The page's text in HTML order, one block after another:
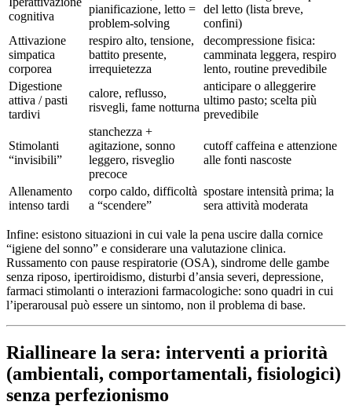
cognitiva
pianificazione, letto =
problem-solving
del letto (lista breve,
confini)
Attivazione
simpatica
corporea
respiro alto, tensione,
battito presente,
irrequietezza
decompressione fisica:
camminata leggera, respiro
lento, routine prevedibile
Digestione
attiva / pasti
tardivi
calore, reflusso,
risvegli, fame notturna
anticipare o alleggerire
ultimo pasto; scelta più
prevedibile
Stimolanti
“invisibili”
stanchezza +
agitazione, sonno
leggero, risveglio
precoce
cutoff caffeina e attenzione
alle fonti nascoste
Allenamento
intenso tardi
corpo caldo, difficoltà
a “scendere”
spostare intensità prima; la
sera attività moderata
Infine: esistono situazioni in cui vale la pena uscire dalla cornice
“igiene del sonno” e considerare una valutazione clinica.
Russamento con pause respiratorie (OSA), sindrome delle gambe
senza riposo, ipertiroidismo, disturbi d’ansia severi, depressione,
farmaci stimolanti o interazioni farmacologiche: sono quadri in cui
l’iperarousal può essere un sintomo, non il problema di base.
Riallineare la sera: interventi a priorità
(ambientali, comportamentali, fisiologici)
senza perfezionismo